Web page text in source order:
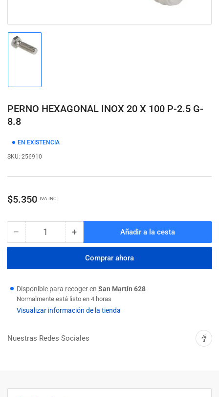
en
de
galería
PERNO HEXAGONAL INOX 20 X 100 P-2.5 G-
8.8
EN EXISTENCIA
SKU: 256910
Precio
$5.350 IVA INC.
− Reducir
cantidad
PERNO
INOX
20
X
2.5
Cantidad +Aumentar
cantidad
para
PERNO
INOX
20
X
2.5
Añadir a la cesta
Comprar ahora
Disponible para recoger en San Martín 628
Normalmente está listo en 4 horas
Visualizar información de la tienda
Nuestras Redes Sociales Compartir